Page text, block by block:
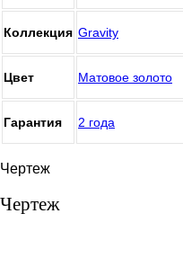
Коллекция Gravity
Цвет Матовое золото
Гарантия 2 года
Чертеж
Чертеж